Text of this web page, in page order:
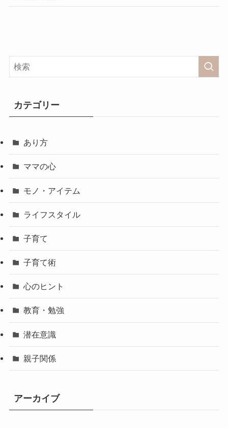
カテゴリー
あり方
ママの心
モノ・アイテム
ライフスタイル
子育て
子育て術
心のヒント
教育・勉強
潜在意識
親子関係
アーカイブ